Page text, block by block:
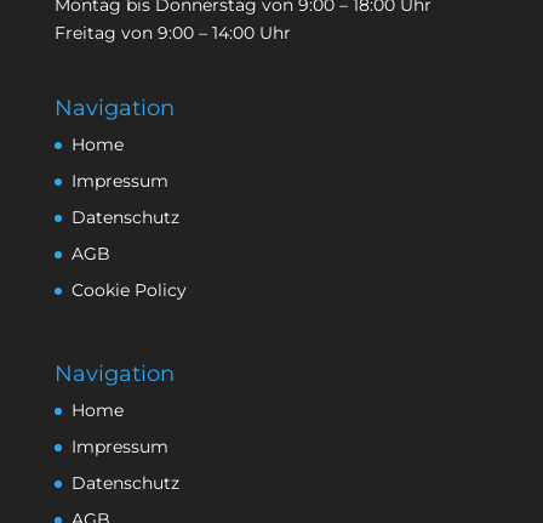
Montag bis Donnerstag von 9:00 – 18:00 Uhr
Freitag von 9:00 – 14:00 Uhr
Navigation
Home
Impressum
Datenschutz
AGB
Cookie Policy
Navigation
Home
Impressum
Datenschutz